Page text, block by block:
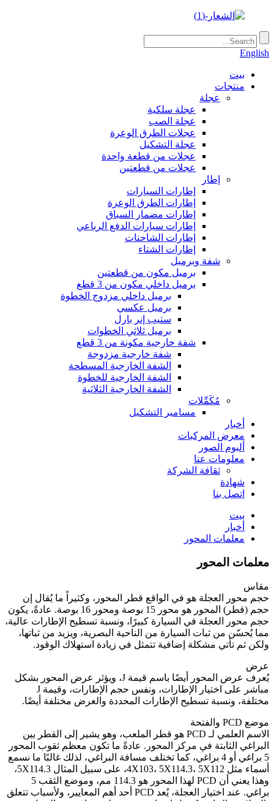
English
بيت
منتجات
عجلة
عجلة سلكية
عجلة الصب
عجلات الطرق الوعرة
عجلة التشكيل
عجلات من قطعة واحدة
عجلات من قطعتين
إطار
إطارات السيارات
إطارات الطرق الوعرة
إطارات مضمار السباق
إطارات سيارات الدفع الرباعي
إطارات الشاحنات
إطارات الشتاء
شفة وبرميل
برميل مكون من قطعتين
برميل داخلي مكون من 3 قطع
برميل داخلي مزدوج الخطوة
برميل عكسي
ستيب إنر بارل
برميل ثلاثي الخطوات
شفة خارجية مكونة من 3 قطع
شفة خارجية مزدوجة
الشفة الخارجية المسطحة
الشفة الخارجية للخطوة
الشفة الخارجية الثلاثية
مُكَمِّلات
مسامير التشكيل
أخبار
معرض المركبات
ألبوم الصور
معلومات عنا
ثقافة الشركة
شهادة
اتصل بنا
بيت
أخبار
معلمات المحور
معلمات المحور
مقاس
حجم محور العجلة هو في الواقع قطر المحور، وكثيراً ما يُقال إن
حجم (قطر) المحور هو محور 15 بوصة ومحور 16 بوصة. عادةً، يكون
حجم محور العجلة في السيارة كبيرًا، ونسبة تسطيح الإطارات عالية،
مما يُحسّن من ثبات السيارة من الناحية البصرية، ويزيد من ثباتها،
ولكن ثم تأتي مشكلة إضافية تتمثل في زيادة استهلاك الوقود.
عرض
يُعرف عرض المحور أيضًا باسم قيمة J، ويؤثر عرض المحور بشكل
مباشر على اختيار الإطارات، ونفس حجم الإطارات، وقيمة J
مختلفة، ونسبة تسطيح الإطارات المحددة والعرض مختلفة أيضًا.
موضع PCD والفتحة
الاسم العلمي لـ PCD هو قطر الملعب، وهو يشير إلى القطر بين
البراغي الثابتة في مركز المحور. عادةً ما تكون معظم ثقوب المحور
5 براغي أو 4 براغي، كما تختلف مسافة البراغي، لذلك غالبًا ما نسمع
أسماء مثل 4X103، 5X114.3، 5X112، على سبيل المثال 5X114.3،
وهذا يعني أن PCD لهذا المحور هو 114.3 مم، وموضع الثقب 5
براغي. عند اختيار العجلة، يُعد PCD أحد أهم المعايير، ولأسباب تتعلق